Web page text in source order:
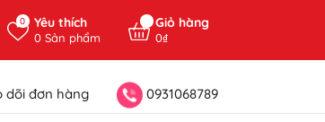
0 Yêu thích
0Sản phẩm
Giỏ hàng
0₫
dõi đơn hàng 0931068789